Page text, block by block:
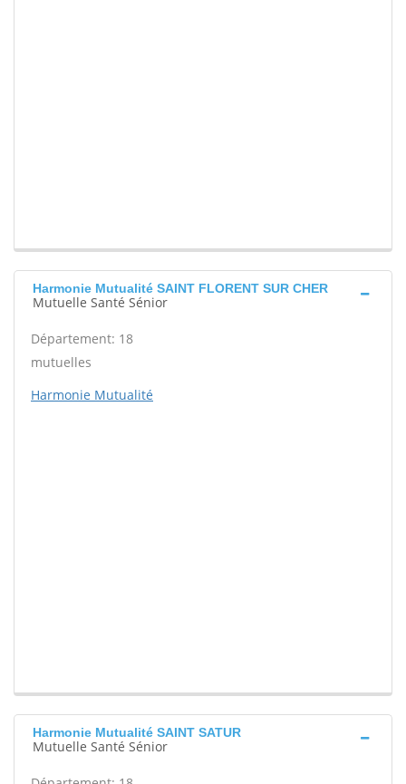
Harmonie Mutualité SAINT FLORENT SUR CHER
Mutuelle Santé Sénior
Département: 18
mutuelles
Harmonie Mutualité
Harmonie Mutualité SAINT SATUR
Mutuelle Santé Sénior